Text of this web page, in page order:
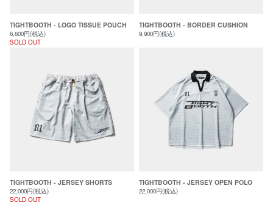
TIGHTBOOTH - LOGO TISSUE POUCH
6,600円(税込)
SOLD OUT
TIGHTBOOTH - BORDER CUSHION
9,900円(税込)
TIGHTBOOTH - JERSEY SHORTS
22,000円(税込)
SOLD OUT
TIGHTBOOTH - JERSEY OPEN POLO
22,000円(税込)